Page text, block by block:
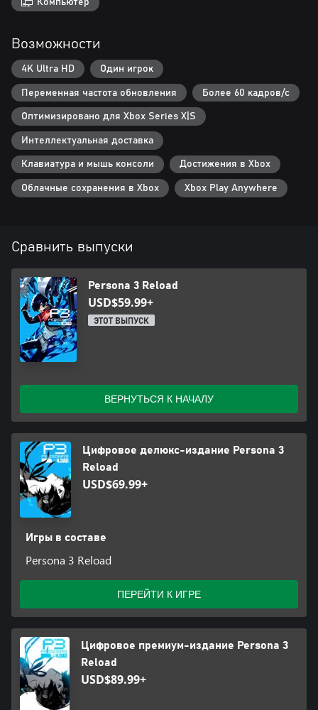
Компьютер
Возможности
4K Ultra HD Один игрок
Переменная частота обновления Более 60 кадров/с
Оптимизировано для Xbox Series X|S
Интеллектуальная доставка
Клавиатура и мышь консоли Достижения в Xbox
Облачные сохранения в Xbox Xbox Play Anywhere
Сравнить выпуски
Persona 3 Reload
USD$59.99+
ЭТОТ ВЫПУСК
ВЕРНУТЬСЯ К НАЧАЛУ
Цифровое делюкс-издание Persona 3
Reload
USD$69.99+
Игры в составе
Persona 3 Reload
ПЕРЕЙТИ К ИГРЕ
Цифровое премиум-издание Persona 3
Reload
USD$89.99+